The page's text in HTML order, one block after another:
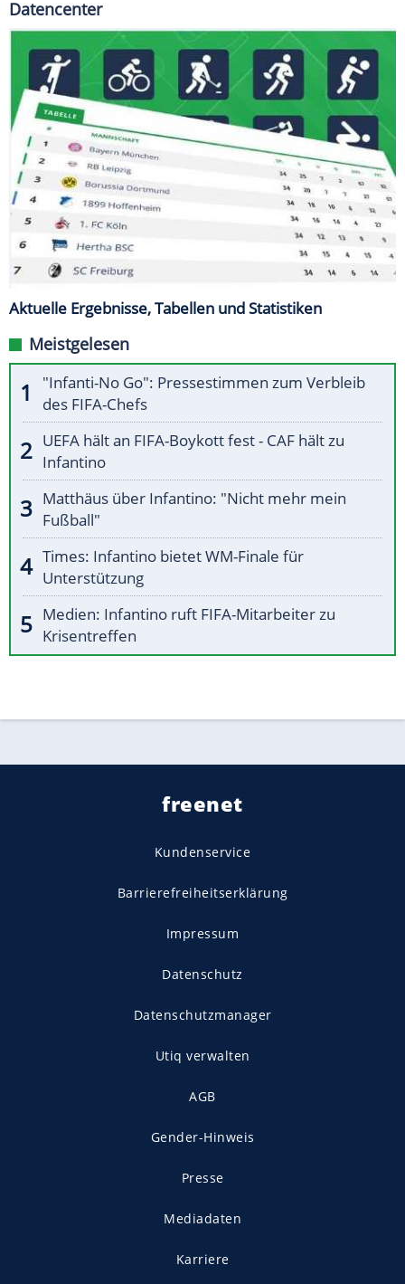
Datencenter
Aktuelle Ergebnisse, Tabellen und Statistiken
Meistgelesen
"Infanti-No Go": Pressestimmen zum Verbleib
des FIFA-Chefs
UEFA hält an FIFA-Boykott fest - CAF hält zu
Infantino
Matthäus über Infantino: "Nicht mehr mein
Fußball"
Times: Infantino bietet WM-Finale für
Unterstützung
Medien: Infantino ruft FIFA-Mitarbeiter zu
Krisentreffen
freenet
Kundenservice
Barrierefreiheitserklärung
Impressum
Datenschutz
Datenschutzmanager
Utiq verwalten
AGB
Gender-Hinweis
Presse
Mediadaten
Karriere